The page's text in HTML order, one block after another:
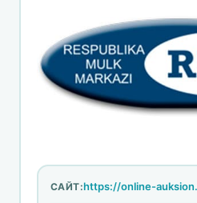
САЙТ:https://online-